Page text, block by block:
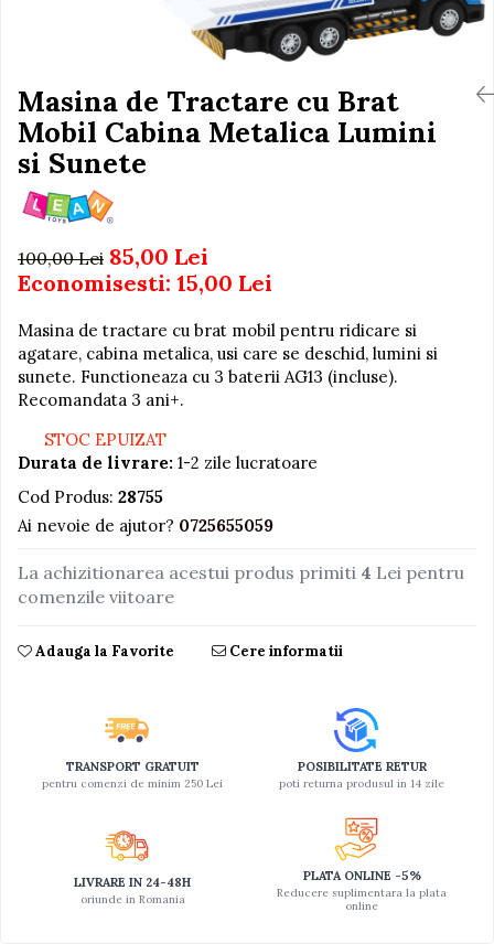
Caluti balansoar
Interactive, educative si
muzicale
Ateliere si unelte
Blocuri de constructie
Covorase de dans
Creative
De plus
Electrocasnice si bucatarii
Jocuri de indemanare
Jocuri sportive
Jucarii educative din lemn
Muzica si instrumente
Plastilina
Saltelute si centre de activitati
Set Avioane si submarine
Seturi de rufe
Trenuri cu sine
Ingrijire cosmetica mamici
Perioada Sarcinii
Pompe de san
Sisteme De Purtare
Masina de Tractare cu Brat
Mobil Cabina Metalica Lumini
si Sunete
100,00 Lei 85,00 Lei
Economisesti: 15,00 Lei
Masina de tractare cu brat mobil pentru ridicare si
agatare, cabina metalica, usi care se deschid, lumini si
sunete. Functioneaza cu 3 baterii AG13 (incluse).
Recomandata 3 ani+.
STOC EPUIZAT
Durata de livrare: 1-2 zile lucratoare
Cod Produs: 28755
Ai nevoie de ajutor? 0725655059
La achizitionarea acestui produs primiti 4 Lei pentru
comenzile viitoare
Adauga la Favorite Cere informatii
TRANSPORT GRATUIT
pentru comenzi de minim 250 Lei
POSIBILITATE RETUR
poti returna produsul in 14 zile
LIVRARE IN 24-48H
oriunde in Romania
PLATA ONLINE -5%
Reducere suplimentara la plata
online